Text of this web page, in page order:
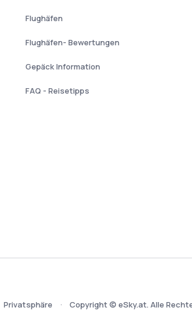
Flughäfen
Flughäfen- Bewertungen
Gepäck Information
FAQ - Reisetipps
Privatsphäre Copyright © eSky.at. Alle